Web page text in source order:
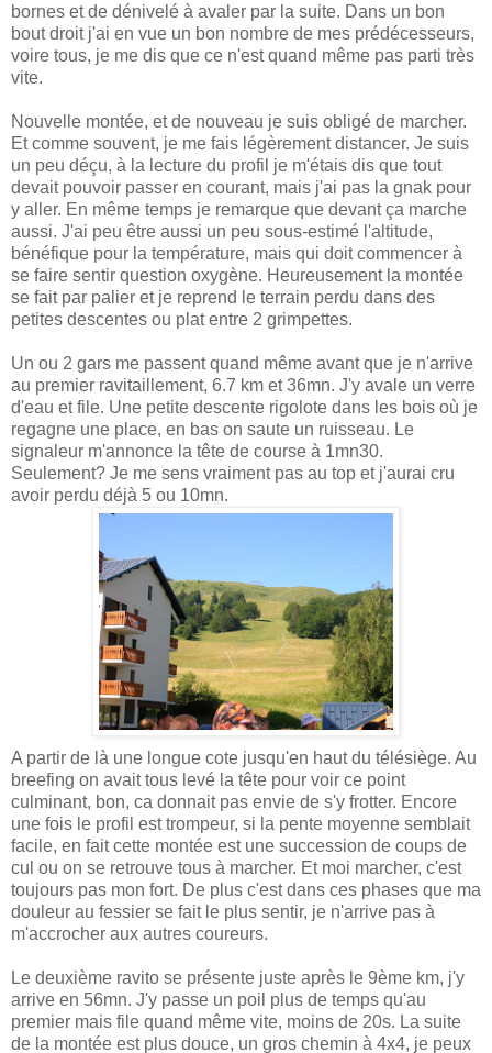
bornes et de dénivelé à avaler par la suite. Dans un bon
bout droit j'ai en vue un bon nombre de mes prédécesseurs,
voire tous, je me dis que ce n'est quand même pas parti très
vite.
Nouvelle montée, et de nouveau je suis obligé de marcher.
Et comme souvent, je me fais légèrement distancer. Je suis
un peu déçu, à la lecture du profil je m'étais dis que tout
devait pouvoir passer en courant, mais j'ai pas la gnak pour
y aller. En même temps je remarque que devant ça marche
aussi. J'ai peu être aussi un peu sous-estimé l'altitude,
bénéfique pour la température, mais qui doit commencer à
se faire sentir question oxygène. Heureusement la montée
se fait par palier et je reprend le terrain perdu dans des
petites descentes ou plat entre 2 grimpettes.
Un ou 2 gars me passent quand même avant que je n'arrive
au premier ravitaillement, 6.7 km et 36mn. J'y avale un verre
d'eau et file. Une petite descente rigolote dans les bois où je
regagne une place, en bas on saute un ruisseau. Le
signaleur m'annonce la tête de course à 1mn30.
Seulement? Je me sens vraiment pas au top et j'aurai cru
avoir perdu déjà 5 ou 10mn.
A partir de là une longue cote jusqu'en haut du télésiège. Au
breefing on avait tous levé la tête pour voir ce point
culminant, bon, ca donnait pas envie de s'y frotter. Encore
une fois le profil est trompeur, si la pente moyenne semblait
facile, en fait cette montée est une succession de coups de
cul ou on se retrouve tous à marcher. Et moi marcher, c'est
toujours pas mon fort. De plus c'est dans ces phases que ma
douleur au fessier se fait le plus sentir, je n'arrive pas à
m'accrocher aux autres coureurs.
Le deuxième ravito se présente juste après le 9ème km, j'y
arrive en 56mn. J'y passe un poil plus de temps qu'au
premier mais file quand même vite, moins de 20s. La suite
de la montée est plus douce, un gros chemin à 4x4, je peux